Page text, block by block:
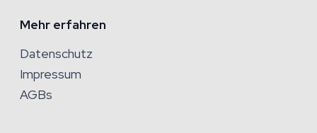
Mehr erfahren
Datenschutz
Impressum
AGBs